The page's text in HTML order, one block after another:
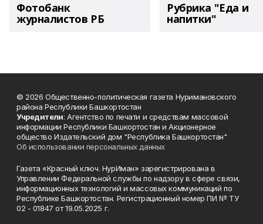
Фотобанк
журналистов РБ
Рубрика "Еда и
напитки"
© 2026 Общественно-политическая газета Нуримановского
района Республики Башкортостан
Учредители: Агентство по печати и средствам массовой
информации Республики Башкортостан и Акционерное
общество Издательский дом "Республика Башкортостан"
Об использовании персональных данных
Газета «Красный ключ. НурИман» зарегистрирована в
Управлении Федеральной службы по надзору в сфере связи,
информационных технологий и массовых коммуникаций по
Республике Башкортостан. Регистрационный номер ПИ № ТУ
02 - 01847 от 19.05.2025 г.